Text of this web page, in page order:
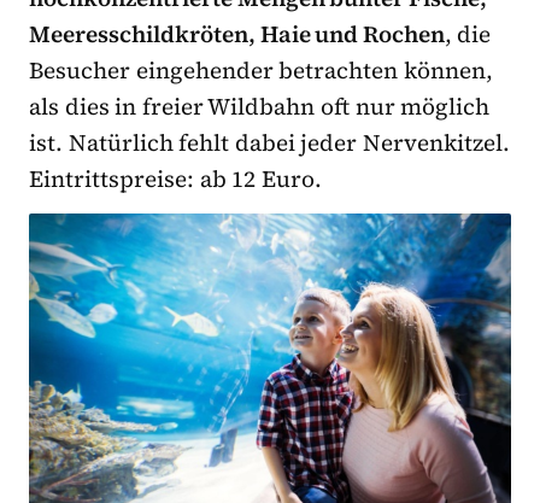
Meeresschildkröten, Haie und Rochen, die
Besucher eingehender betrachten können,
als dies in freier Wildbahn oft nur möglich
ist. Natürlich fehlt dabei jeder Nervenkitzel.
Eintrittspreise: ab 12 Euro.